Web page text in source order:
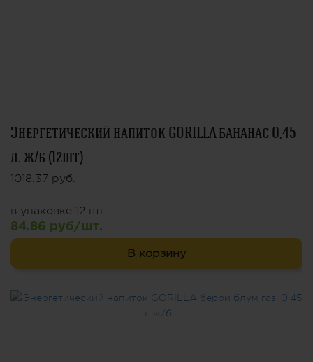
Энергетический напиток GORILLA бананас 0,45
л. ж/б (12шт)
1018.37 руб.
в упаковке 12 шт.
84.86 руб/шт.
В корзину